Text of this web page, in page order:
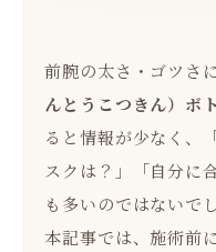
前腕の太さ・ゴツさ
んとうこつきん）ボ
ると情報が少なく、
スクは？」「自分に
も多いのではないで
本記事では、施術前